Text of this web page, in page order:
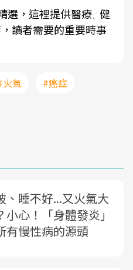
選，這裡提供醫療、 健
讀者需要的重要時事
火氣
#癌症
、睡不好...又火氣大
小心！「身體發炎」
有慢性病的源頭